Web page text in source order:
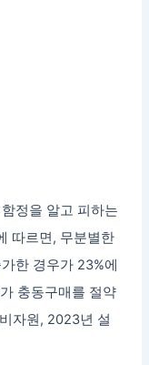
정을 알고 피하는
따르면, 무분별한
한 경우가 23%에
충동구매를 절약
자원, 2023년 설